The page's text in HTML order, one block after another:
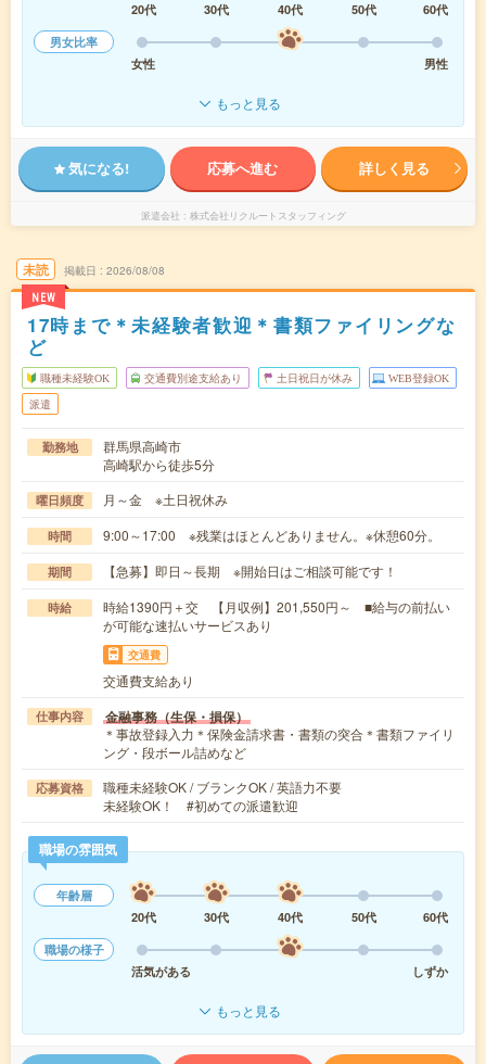
20代
30代 40代 50代
60代
男女比率
女性
男性
もっと見る
気になる! 応募へ進む 詳しく見る
派遣会社 株式会社リクルートスタッフィング
未読
NEW
掲載日 2026/08/08
17時まで＊未経験者歓迎＊書類ファイリングな
ど
職種未経験OK 交通費別途支給あり 土日祝日が休み WEB登録OK
派遣
勤務地
群馬県高崎市
高崎駅から徒歩5分
曜日頻度 月～金 ※土日祝休み
時間 9:00～17:00 ※残業はほとんどありません。※休憩60分。
期間 【急募】即日～長期 ※開始日はご相談可能です！
時給
時給1390円＋交 【月収例】201,550円～ ■給与の前払い
が可能な速払いサービスあり
交通費
交通費支給あり
仕事内容 金融事務（生保・損保）
＊事故登録入力＊保険金請求書・書類の突合＊書類ファイリ
ング・段ボール詰めなど
応募資格
職種未経験OK / ブランクOK / 英語力不要
未経験OK！ #初めての派遣歓迎
職場の雰囲気
年齢層
20代
30代 40代 50代
60代
職場の様子
活気がある
しずか
もっと見る